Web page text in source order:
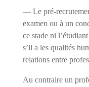
— Le pré-
examen ou à un
ce stade ni
s’il a les qualités
relations entre
Au contraire un